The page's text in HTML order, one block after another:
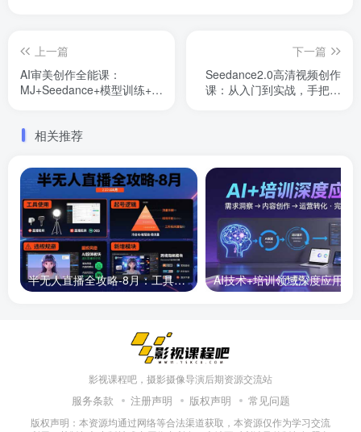
上一篇
AI审美创作全能课：
MJ+Seedance+模型训练+影
下一篇
Seedance2.0高清视频创作
课：从入门到实战，手把手
相关推荐
半无人直播全攻略-8月：工具使用+起号逻辑+违规规避,新增AI超体与跨境模块
影视课程吧，摄影摄像导演后期资源交流站
服务条款 注册声明 版权声明 常见问题
版权声明：本资源均通过网络等合法渠道获取，本资源仅作为学习交流